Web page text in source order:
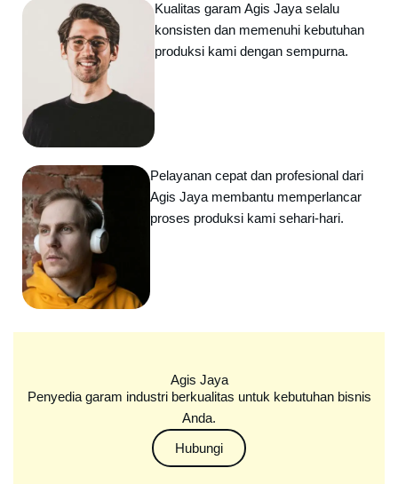
Kualitas garam Agis Jaya selalu
konsisten dan memenuhi kebutuhan
produksi kami dengan sempurna.
Pelayanan cepat dan profesional dari
Agis Jaya membantu memperlancar
proses produksi kami sehari-hari.
Agis Jaya
Penyedia garam industri berkualitas untuk kebutuhan bisnis
Anda.
Hubungi